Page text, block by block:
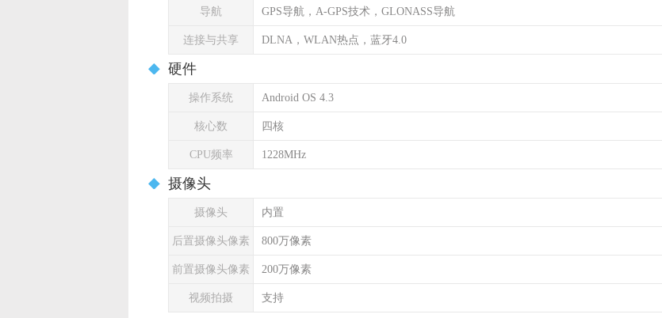
导航 GPS导航，A-GPS技术，GLONASS导航
连接与共享 DLNA，WLAN热点，蓝牙4.0
硬件
操作系统 Android OS 4.3
核心数 四核
CPU频率 1228MHz
摄像头
摄像头 内置
后置摄像头像素 800万像素
前置摄像头像素 200万像素
视频拍摄 支持